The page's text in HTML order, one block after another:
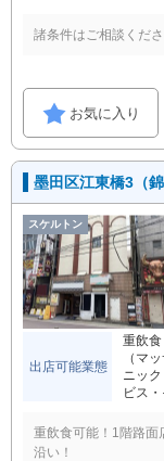
諸条件はご相談くだ
お気に入り
墨田区江東橋3（
スケルトン
出店可能業態
重飲食
（マ
ニック
ビス
重飲食可能！1階路
沿い！